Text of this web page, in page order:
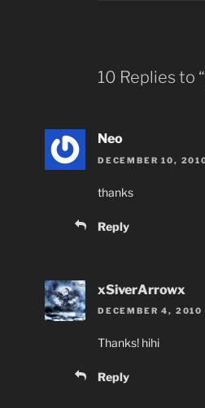
10 Replies to
Neo
DECEMBER 10,
thanks
Reply
xSiverArrowx
DECEMBER 4,
Thanks! hihi
Reply